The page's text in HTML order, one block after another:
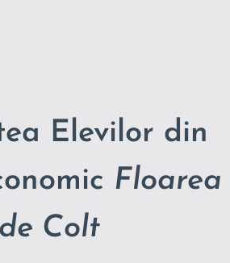
Elevilor din
Floarea
de Colt